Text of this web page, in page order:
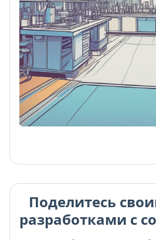
Поделитесь
разработками с